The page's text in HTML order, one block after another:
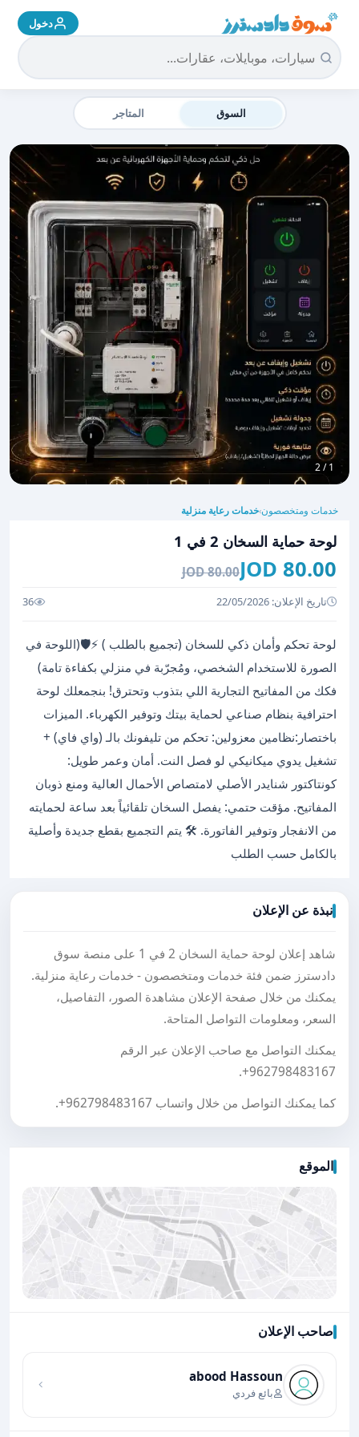
سوق دادسترز الرئيسية دخول
السوق المتاجر
1 / 2
خدمات ومتخصصون›خدمات رعاية منزلية
لوحة حماية السخان 2 في 1
80.00 JOD
80.00 JOD
تاريخ الإعلان: 22/05/2026 36
لوحة تحكم وأمان ذكي للسخان (تجميع بالطلب ) ⚡🛡️(اللوحة في
الصورة للاستخدام الشخصي، ومُجرّبة في منزلي بكفاءة تامة)
فكك من المفاتيح التجارية اللي بتذوب وتحترق! بنجمعلك لوحة
احترافية بنظام صناعي لحماية بيتك وتوفير الكهرباء. الميزات
باختصار:نظامين معزولين: تحكم من تليفونك بالـ (واي فاي) +
تشغيل يدوي ميكانيكي لو فصل النت. أمان وعمر طويل:
كونتاكتور شنايدر الأصلي لامتصاص الأحمال العالية ومنع ذوبان
المفاتيح. مؤقت حتمي: يفصل السخان تلقائياً بعد ساعة لحمايته
من الانفجار وتوفير الفاتورة. 🛠️ يتم التجميع بقطع جديدة وأصلية
بالكامل حسب الطلب
نبذة عن الإعلان
شاهد إعلان لوحة حماية السخان 2 في 1 على منصة سوق
دادسترز ضمن فئة خدمات ومتخصصون - خدمات رعاية منزلية.
يمكنك من خلال صفحة الإعلان مشاهدة الصور، التفاصيل،
السعر، ومعلومات التواصل المتاحة.
يمكنك التواصل مع صاحب الإعلان عبر الرقم
+962798483167
.
كما يمكنك التواصل من خلال واتساب +962798483167
.
الموقع
صاحب الإعلان
abood Hassoun
بائع فردي